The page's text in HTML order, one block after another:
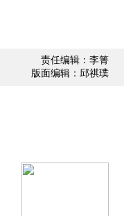
责任编辑：李箐
版面编辑：邱祺璞